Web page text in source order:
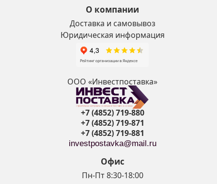
О компании
Доставка и самовывоз
Юридическая информация
ООО «Инвестпоставка»
+7 (4852) 719-880
+7 (4852) 719-871
+7 (4852) 719-881
investpostavka@mail.ru
Офис
Пн-Пт 8:30-18:00